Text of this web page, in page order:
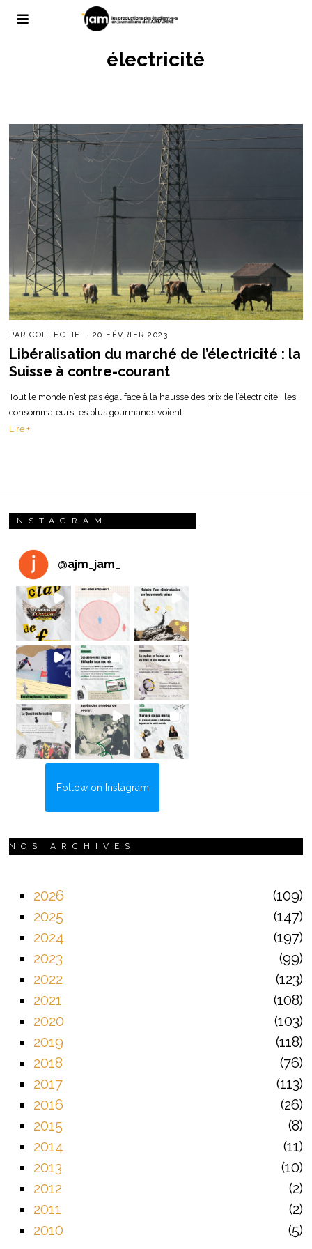
électricité
PARCOLLECTIF 20 FÉVRIER 2023
Libéralisation du marché de l’électricité : la
Suisse à contre-courant
Tout le monde n’est pas égal face à la hausse des prix de l’électricité : les
consommateurs les plus gourmands voient
Lire +
INSTAGRAM
@ajm_jam_
Follow on Instagram
NOS ARCHIVES
2026
109
2025
147
2024
197
2023
99
2022
123
2021
108
2020
103
2019
118
2018
76
2017
113
2016
26
2015
8
2014
11
2013
10
2012
2
2011
2
2010
5